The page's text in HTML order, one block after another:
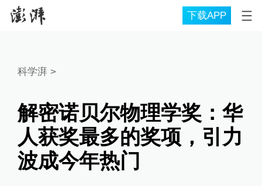
下载APP
科学湃 >
解密诺贝尔物理学奖：华
人获奖最多的奖项，引力
波成今年热门